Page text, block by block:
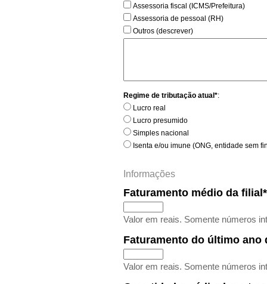
Assessoria fiscal (ICMS/Prefeitura)
Assessoria de pessoal (RH)
Outros (descrever)
Regime de tributação atual*:
Lucro real
Lucro presumido
Simples nacional
Isenta e/ou imune (ONG, entidade sem
Informações
Faturamento médio da filial*
Valor em reais. Somente números
Faturamento do último ano
Valor em reais. Somente números